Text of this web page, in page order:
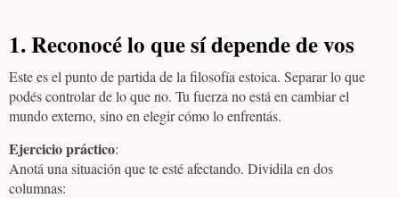
1.Reconocé lo que sí depende de vos
Este es el punto de partida de la filosofía estoica. Separar lo que
podés controlar de lo que no. Tu fuerza no está en cambiar el
mundo externo, sino en elegir cómo lo enfrentás.
Ejercicio práctico:
Anotá una situación que te esté afectando. Dividila en dos
columnas: